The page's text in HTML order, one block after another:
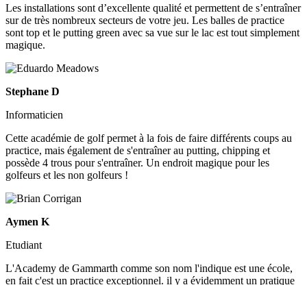
Les installations sont d’excellente qualité et permettent de s’entraîner
sur de très nombreux secteurs de votre jeu. Les balles de practice
sont top et le putting green avec sa vue sur le lac est tout simplement
magique.
Stephane D
Informaticien
Cette académie de golf permet à la fois de faire différents coups au
practice, mais également de s'entraîner au putting, chipping et
possède 4 trous pour s'entraîner. Un endroit magique pour les
golfeurs et les non golfeurs !
Aymen K
Etudiant
L'Academy de Gammarth comme son nom l'indique est une école,
en fait c'est un practice exceptionnel. il y a évidemment un pratique